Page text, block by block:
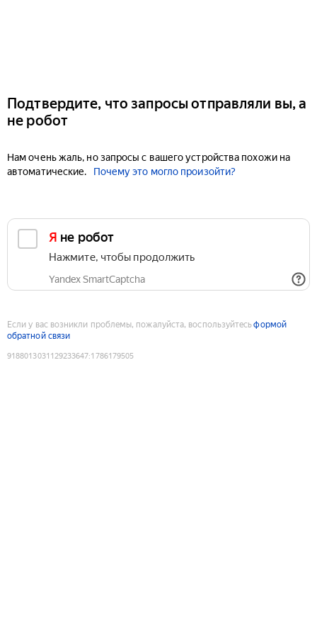
Подтвердите, что запросы отправляли вы, а
не робот
Нам очень жаль, но запросы с вашего устройства похожи на
автоматические.
Почему это могло произойти?
Я не робот
Нажмите, чтобы продолжить
Yandex SmartCaptcha
Если у вас возникли проблемы, пожалуйста, воспользуйтесьформой
обратной связи
9188013031129233647:1786179505